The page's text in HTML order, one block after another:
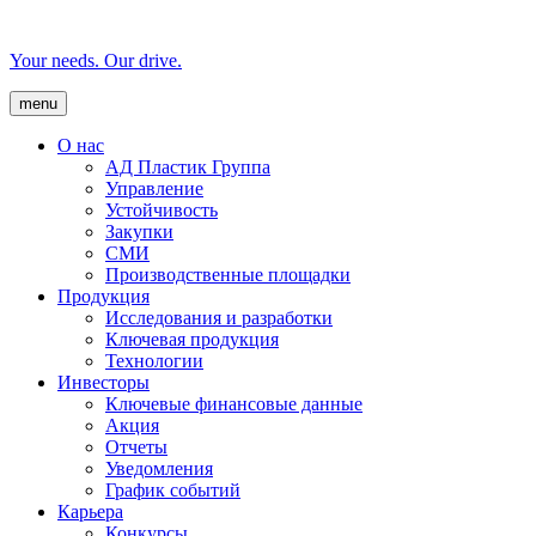
Your needs. Our drive.
menu
О нас
AД Пластик Группа
Управление
Устойчивость
Закупки
СМИ
Производственные площадки
Продукция
Исследования и разработки
Ключевая продукция
Технологии
Инвесторы
Ключевые финансовые данные
Акция
Отчеты
Уведомления
График событий
Карьера